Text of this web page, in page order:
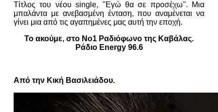
Τίτλος του νέου single, "Εγώ θα σε προσέχω". Μια
μπαλάντα με ανεβασμένη ένταση, που αναμένεται να
γίνει μια από τις αγαπημένες μας αυτή την εποχή.
Το ακούμε, στο Νο1 Ραδιόφωνο της Καβάλας.
Ράδιο Energy 96.6
Από την Κική Βασιλειάδου.